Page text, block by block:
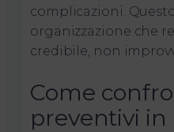
complicazioni.
organizzazione che
credibile, non
Come
preventivi